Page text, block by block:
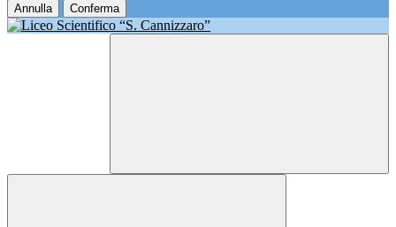
Annulla Conferma